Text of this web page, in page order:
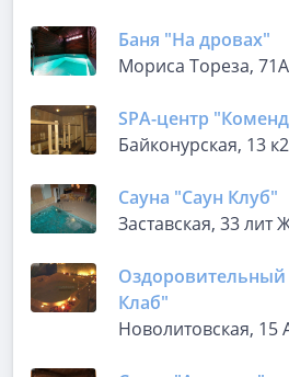
Баня "На дровах"
Мориса Тореза, 71А
SPA-центр
Байконурская, 13 к2
Сауна "Саун Клуб"
Заставская, 33 лит
Клаб"
Новолитовская, 15